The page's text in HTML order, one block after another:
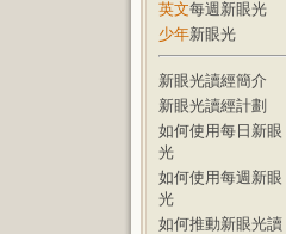
英文每週新眼光
少年新眼光
新眼光讀經簡介
新眼光讀經計劃
如何使用每日新眼
光
如何使用每週新眼
光
如何推動新眼光讀